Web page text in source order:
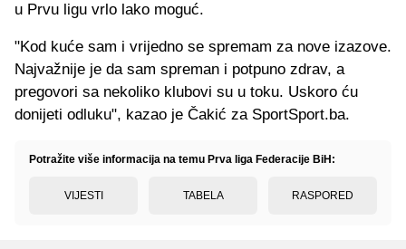
u Prvu ligu vrlo lako moguć.
"Kod kuće sam i vrijedno se spremam za nove izazove.
Najvažnije je da sam spreman i potpuno zdrav, a
pregovori sa nekoliko klubovi su u toku. Uskoro ću
donijeti odluku", kazao je Čakić za SportSport.ba.
Potražite više informacija na temu Prva liga Federacije BiH:
VIJESTI TABELA RASPORED